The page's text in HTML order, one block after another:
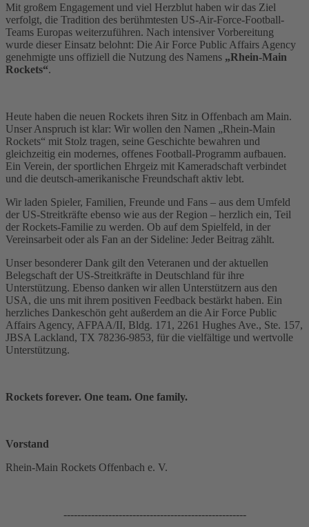
Mit großem Engagement und viel Herzblut haben wir das Ziel
verfolgt, die Tradition des berühmtesten US-Air-Force-Football-
Teams Europas weiterzuführen. Nach intensiver Vorbereitung
wurde dieser Einsatz belohnt: Die Air Force Public Affairs Agency
genehmigte uns offiziell die Nutzung des Namens „Rhein-Main
Rockets“.
Heute haben die neuen Rockets ihren Sitz in Offenbach am Main.
Unser Anspruch ist klar: Wir wollen den Namen „Rhein-Main
Rockets“ mit Stolz tragen, seine Geschichte bewahren und
gleichzeitig ein modernes, offenes Football-Programm aufbauen.
Ein Verein, der sportlichen Ehrgeiz mit Kameradschaft verbindet
und die deutsch-amerikanische Freundschaft aktiv lebt.
Wir laden Spieler, Familien, Freunde und Fans – aus dem Umfeld
der US-Streitkräfte ebenso wie aus der Region – herzlich ein, Teil
der Rockets-Familie zu werden. Ob auf dem Spielfeld, in der
Vereinsarbeit oder als Fan an der Sideline: Jeder Beitrag zählt.
Unser besonderer Dank gilt den Veteranen und der aktuellen
Belegschaft der US-Streitkräfte in Deutschland für ihre
Unterstützung. Ebenso danken wir allen Unterstützern aus den
USA, die uns mit ihrem positiven Feedback bestärkt haben. Ein
herzliches Dankeschön geht außerdem an die Air Force Public
Affairs Agency, AFPAA/II, Bldg. 171, 2261 Hughes Ave., Ste. 157,
JBSA Lackland, TX 78236-9853, für die vielfältige und wertvolle
Unterstützung.
Rockets forever. One team. One family.
Vorstand
Rhein-Main Rockets Offenbach e. V.
-----------------------------------------------------